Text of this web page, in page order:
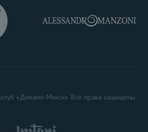
«Динамо-Минск». Все права защищены